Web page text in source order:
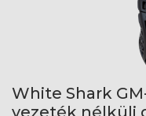
White Shark
vezeték nélküli